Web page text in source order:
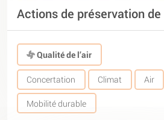
Actions de préservation de
Qualité de l’air
Concertation Climat Air
Mobilité durable